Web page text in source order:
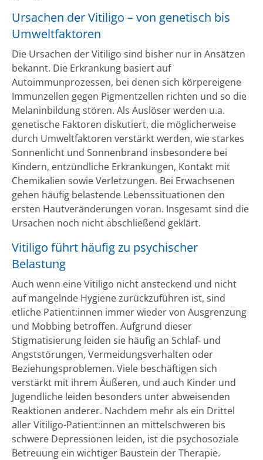
Ursachen der Vitiligo – von genetisch bis
Umweltfaktoren
Die Ursachen der Vitiligo sind bisher nur in Ansätzen
bekannt. Die Erkrankung basiert auf
Autoimmunprozessen, bei denen sich körpereigene
Immunzellen gegen Pigmentzellen richten und so die
Melaninbildung stören. Als Auslöser werden u.a.
genetische Faktoren diskutiert, die möglicherweise
durch Umweltfaktoren verstärkt werden, wie starkes
Sonnenlicht und Sonnenbrand insbesondere bei
Kindern, entzündliche Erkrankungen, Kontakt mit
Chemikalien sowie Verletzungen. Bei Erwachsenen
gehen häufig belastende Lebenssituationen den
ersten Hautveränderungen voran. Insgesamt sind die
Ursachen noch nicht abschließend geklärt.
Vitiligo führt häufig zu psychischer
Belastung
Auch wenn eine Vitiligo nicht ansteckend und nicht
auf mangelnde Hygiene zurückzuführen ist, sind
etliche Patient:innen immer wieder von Ausgrenzung
und Mobbing betroffen. Aufgrund dieser
Stigmatisierung leiden sie häufig an Schlaf- und
Angststörungen, Vermeidungsverhalten oder
Beziehungsproblemen. Viele beschäftigen sich
verstärkt mit ihrem Äußeren, und auch Kinder und
Jugendliche leiden besonders unter abweisenden
Reaktionen anderer. Nachdem mehr als ein Drittel
aller Vitiligo-Patient:innen an mittelschweren bis
schwere Depressionen leiden, ist die psychosoziale
Betreuung ein wichtiger Baustein der Therapie.